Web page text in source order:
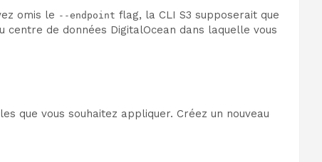
omis le --endpoint flag, la CLI S3 supposerait que
centre de données DigitalOcean dans laquelle vous
que vous souhaitez appliquer. Créez un nouveau